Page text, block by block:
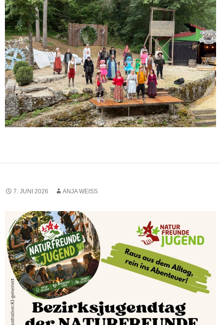
7. JUNI 2026 ANJA WEISS